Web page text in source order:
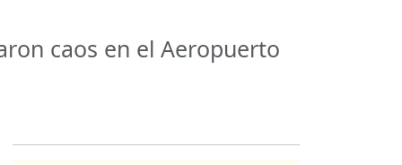
caos en el Aeropuerto